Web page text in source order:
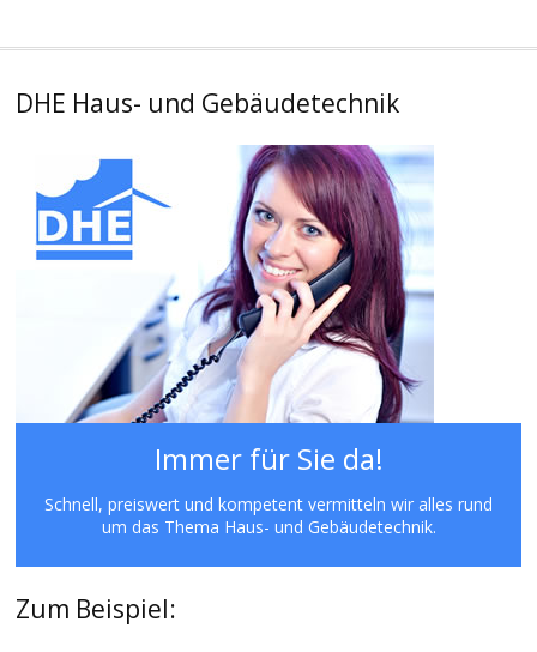
DHE Haus- und Gebäudetechnik
Immer für Sie da!
Schnell, preiswert und kompetent vermitteln wir alles rund
um das Thema Haus- und Gebäudetechnik.
Zum Beispiel: